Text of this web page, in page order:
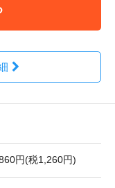
円(税1,260円)